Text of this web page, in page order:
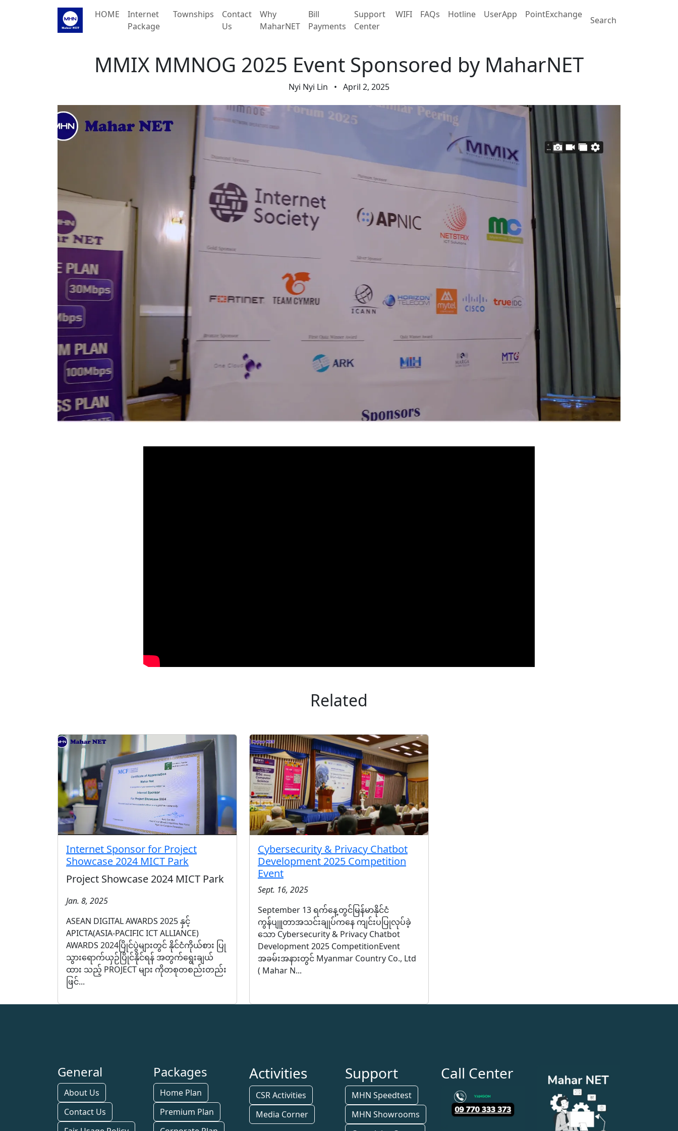
Skip navigation
HOME
Internet
Package
Townships
Contact
Us
Why
MaharNET
Bill
Payments
Support
Center
WIFI FAQs Hotline UserApp PointExchange
Search
MMIX MMNOG 2025 Event Sponsored by MaharNET
Nyi Nyi Lin • April 2, 2025
Related
Internet Sponsor for Project
Showcase 2024 MICT Park
Project Showcase 2024 MICT Park
Jan. 8, 2025
ASEAN DIGITAL AWARDS 2025 နှင့်
APICTA(ASIA-PACIFIC ICT ALLIANCE)
AWARDS 2024ပြိုင်ပွဲများတွင် နိုင်ငံကိုယ်စား ပြု
သွားရောက်ယှဉ်ပြိုင်နိုင်ရန် အတွက်ရွေးချယ်
ထား သည့် PROJECT များ ကိုတစုတစည်းတည်း
ဖြင်...
Cybersecurity & Privacy Chatbot
Development 2025 Competition
Event
Sept. 16, 2025
September 13 ရက်နေ့တွင်မြန်မာနိုင်ငံ
ကွန်ပျူတာအသင်းချုပ်ကနေ ကျင်းပပြုလုပ်ခဲ့
သော Cybersecurity & Privacy Chatbot
Development 2025 CompetitionEvent
အခမ်းအနားတွင် Myanmar Country Co., Ltd
( Mahar N...
General
About Us
Contact Us
Packages
Home Plan
Premium Plan
Activities
CSR Activities
Media Corner
Support
MHN Speedtest
MHN Showrooms
Call Center